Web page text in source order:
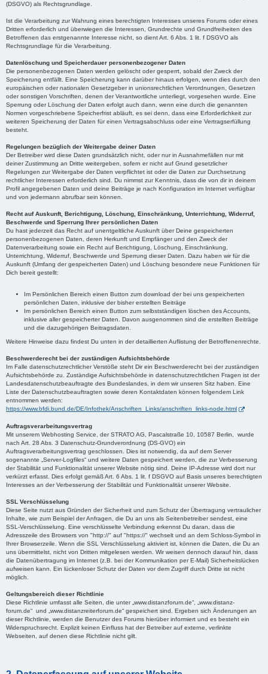
(DSGVO) als Rechtsgrundlage.
Ist die Verarbeitung zur Wahrung eines berechtigten Interesses unseres Forums oder eines
Dritten erforderlich und überwiegen die Interessen, Grundrechte und Grundfreiheiten des
Betroffenen das erstgenannte Interesse nicht, so dient Art. 6 Abs. 1 lit. f DSGVO als
Rechtsgrundlage für die Verarbeitung.
Datenlöschung und Speicherdauer personenbezogener Daten
Die personenbezogenen Daten werden gelöscht oder gesperrt, sobald der Zweck der
Speicherung entfällt. Eine Speicherung kann darüber hinaus erfolgen, wenn dies durch den
europäischen oder nationalen Gesetzgeber in unionsrechtlichen Verordnungen, Gesetzen
oder sonstigen Vorschriften, denen der Verantwortliche unterliegt, vorgesehen wurde. Eine
Sperrung oder Löschung der Daten erfolgt auch dann, wenn eine durch die genannten
Normen vorgeschriebene Speicherfrist abläuft, es sei denn, dass eine Erforderlichkeit zur
weiteren Speicherung der Daten für einen Vertragsabschluss oder eine Vertragserfüllung
besteht.
Regelungen bezüglich der Weitergabe deiner Daten
Der Betreiber wird diese Daten grundsätzlich nicht, oder nur in Ausnahmefällen nur mit
deiner Zustimmung an Dritte weitergeben, sofern er nicht auf Grund gesetzlicher
Regelungen zur Weitergabe der Daten verpflichtet ist oder die Daten zur Durchsetzung
rechtlicher Interessen erforderlich sind. Du nimmst zur Kenntnis, dass die von dir in deinem
Profil angegebenen Daten und deine Beiträge je nach Konfiguration im Internet verfügbar
und von jedermann abrufbar sein können.
Recht auf Auskunft, Berichtigung, Löschung, Einschränkung, Unterrichtung, Widerruf,
Beschwerde und Sperrung Ihrer persönlichen Daten
Du hast jederzeit das Recht auf unentgeltliche Auskunft über Deine gespeicherten
personenbezogenen Daten, deren Herkunft und Empfänger und den Zweck der
Datenverarbeitung sowie ein Recht auf Berichtigung, Löschung, Einschränkung,
Unterrichtung, Widerruf, Beschwerde und Sperrung dieser Daten. Dazu haben wir für die
Auskunft (Umfang der gespeicherten Daten) und Löschung besondere neue Funktionen für
Dich bereit gestellt:
Im Persönlichen Bereich einen Button zum download der bei uns gespeicherten
persönlichen Daten, inklusive der bisher erstellten Beiträge
Im persönlichen Bereich einen Button zum selbstständigen löschen des Accounts,
inklusive aller gespeicherter Daten. Davon ausgenommen sind die erstellten Beiträge
und die dazugehörigen Beitragsdaten.
Weitere Hinweise dazu findest Du unten in der detaillierten Auflistung der Betroffenenrechte.
Beschwerderecht bei der zuständigen Aufsichtsbehörde
Im Falle datenschutzrechtlicher Verstöße steht Dir ein Beschwerderecht bei der zuständigen
Aufsichtsbehörde zu. Zuständige Aufsichtsbehörde in datenschutzrechtlichen Fragen ist der
Landesdatenschutzbeauftragte des Bundeslandes, in dem wir unseren Sitz haben. Eine
Liste der Datenschutzbeauftragten sowie deren Kontaktdaten können folgendem Link
entnommen werden:
https://www.bfdi.bund.de/DE/Infothek/Anschriften_Links/anschriften_links-node.html
Auftragsverarbeitungsvertrag
Mit unserem Webhosting Service, der STRATO AG, Pascalstraße 10, 10587 Berlin, wurde
nach Art. 28 Abs. 3 Datenschutz-Grundverordnung (DS-GVO) ein
Auftragsverarbeitungsvertrag geschlossen. Dies ist notwendig, da auf dem Server
sogenannte „Server-Logfiles“ und weitere Daten gespeichert werden, die zur Verbesserung
der Stabilität und Funktionalität unserer Website nötig sind. Deine IP-Adresse wird dort nur
verkürzt erfasst. Dies erfolgt gemäß Art. 6 Abs. 1 lit. f DSGVO auf Basis unseres berechtigten
Interesses an der Verbesserung der Stabilität und Funktionalität unserer Website.
SSL Verschlüsselung
Diese Seite nutzt aus Gründen der Sicherheit und zum Schutz der Übertragung vertraulicher
Inhalte, wie zum Beispiel der Anfragen, die Du an uns als Seitenbetreiber sendest, eine
SSL-Verschlüsselung. Eine verschlüsselte Verbindung erkennst Du daran, dass die
Adresszeile des Browsers von "http://" auf "https://" wechselt und an dem Schloss-Symbol in
Ihrer Browserzeile. Wenn die SSL Verschlüsselung aktiviert ist, können die Daten, die Du an
uns übermittelst, nicht von Dritten mitgelesen werden. Wir weisen dennoch darauf hin, dass
die Datenübertragung im Internet (z.B. bei der Kommunikation per E-Mail) Sicherheitslücken
aufweisen kann. Ein lückenloser Schutz der Daten vor dem Zugriff durch Dritte ist nicht
möglich.
Geltungsbereich dieser Richtlinie
Diese Richtlinie umfasst alle Seiten, die unter „www.distanzforum.de“, „www.distanz-
forum.de“ und „www.distanzreiterforum.de“ gespeichert sind. Ergeben sich Änderungen an
dieser Richtlinie, werden die Benutzer des Forums hierüber informiert und es besteht ein
Widerspruchsrecht. Explizit keinen Einfluss hat der Betreiber auf externe, verlinkte
Webseiten, auf denen diese Richtlinie nicht gilt.